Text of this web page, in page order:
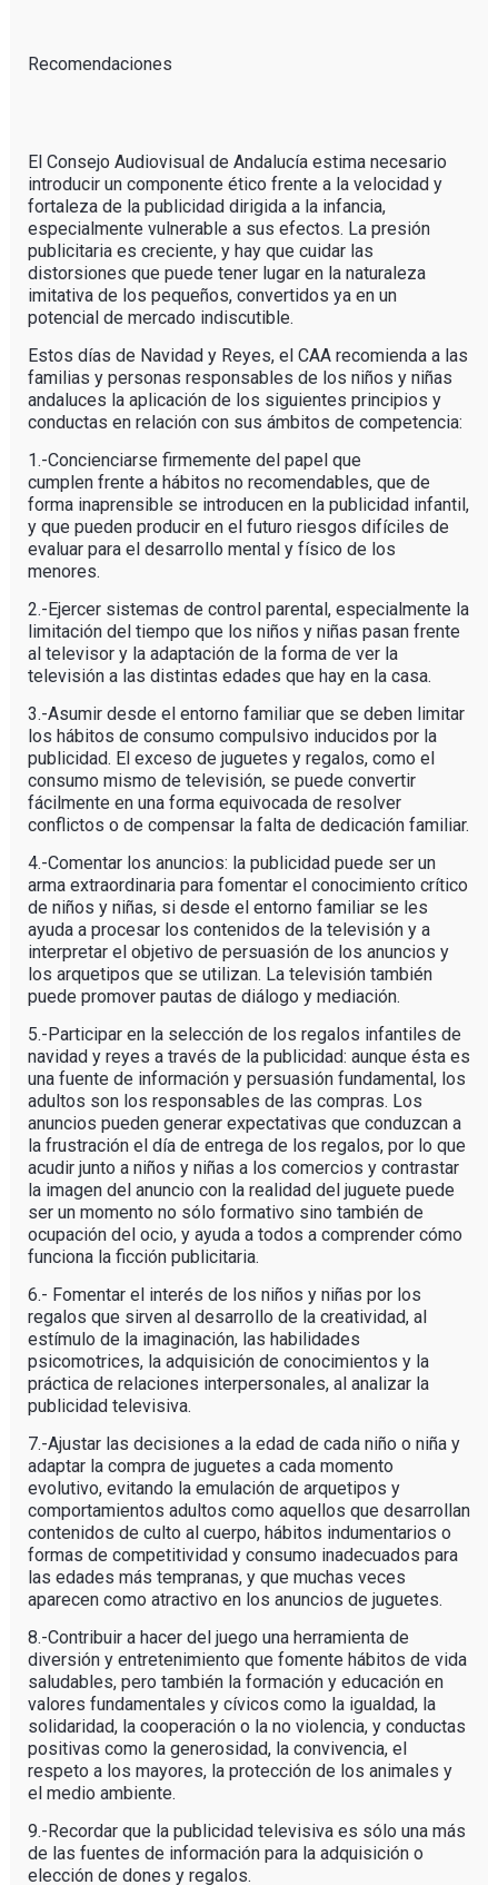
Recomendaciones
El Consejo Audiovisual de Andalucía estima necesario
introducir un componente ético frente a la velocidad y
fortaleza de la publicidad dirigida a la infancia,
especialmente vulnerable a sus efectos. La presión
publicitaria es creciente, y hay que cuidar las
distorsiones que puede tener lugar en la naturaleza
imitativa de los pequeños, convertidos ya en un
potencial de mercado indiscutible.
Estos días de Navidad y Reyes, el CAA recomienda a las
familias y personas responsables de los niños y niñas
andaluces la aplicación de los siguientes principios y
conductas en relación con sus ámbitos de competencia:
1.-Concienciarse firmemente del papel que
cumplen frente a hábitos no recomendables, que de
forma inaprensible se introducen en la publicidad infantil,
y que pueden producir en el futuro riesgos difíciles de
evaluar para el desarrollo mental y físico de los
menores.
2.-Ejercer sistemas de control parental, especialmente la
limitación del tiempo que los niños y niñas pasan frente
al televisor y la adaptación de la forma de ver la
televisión a las distintas edades que hay en la casa.
3.-Asumir desde el entorno familiar que se deben limitar
los hábitos de consumo compulsivo inducidos por la
publicidad. El exceso de juguetes y regalos, como el
consumo mismo de televisión, se puede convertir
fácilmente en una forma equivocada de resolver
conflictos o de compensar la falta de dedicación familiar.
4.-Comentar los anuncios: la publicidad puede ser un
arma extraordinaria para fomentar el conocimiento crítico
de niños y niñas, si desde el entorno familiar se les
ayuda a procesar los contenidos de la televisión y a
interpretar el objetivo de persuasión de los anuncios y
los arquetipos que se utilizan. La televisión también
puede promover pautas de diálogo y mediación.
5.-Participar en la selección de los regalos infantiles de
navidad y reyes a través de la publicidad: aunque ésta es
una fuente de información y persuasión fundamental, los
adultos son los responsables de las compras. Los
anuncios pueden generar expectativas que conduzcan a
la frustración el día de entrega de los regalos, por lo que
acudir junto a niños y niñas a los comercios y contrastar
la imagen del anuncio con la realidad del juguete puede
ser un momento no sólo formativo sino también de
ocupación del ocio, y ayuda a todos a comprender cómo
funciona la ficción publicitaria.
6.- Fomentar el interés de los niños y niñas por los
regalos que sirven al desarrollo de la creatividad, al
estímulo de la imaginación, las habilidades
psicomotrices, la adquisición de conocimientos y la
práctica de relaciones interpersonales, al analizar la
publicidad televisiva.
7.-Ajustar las decisiones a la edad de cada niño o niña y
adaptar la compra de juguetes a cada momento
evolutivo, evitando la emulación de arquetipos y
comportamientos adultos como aquellos que desarrollan
contenidos de culto al cuerpo, hábitos indumentarios o
formas de competitividad y consumo inadecuados para
las edades más tempranas, y que muchas veces
aparecen como atractivo en los anuncios de juguetes.
8.-Contribuir a hacer del juego una herramienta de
diversión y entretenimiento que fomente hábitos de vida
saludables, pero también la formación y educación en
valores fundamentales y cívicos como la igualdad, la
solidaridad, la cooperación o la no violencia, y conductas
positivas como la generosidad, la convivencia, el
respeto a los mayores, la protección de los animales y
el medio ambiente.
9.-Recordar que la publicidad televisiva es sólo una más
de las fuentes de información para la adquisición o
elección de dones y regalos.